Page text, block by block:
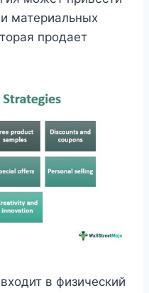
материальных
продает
в физический